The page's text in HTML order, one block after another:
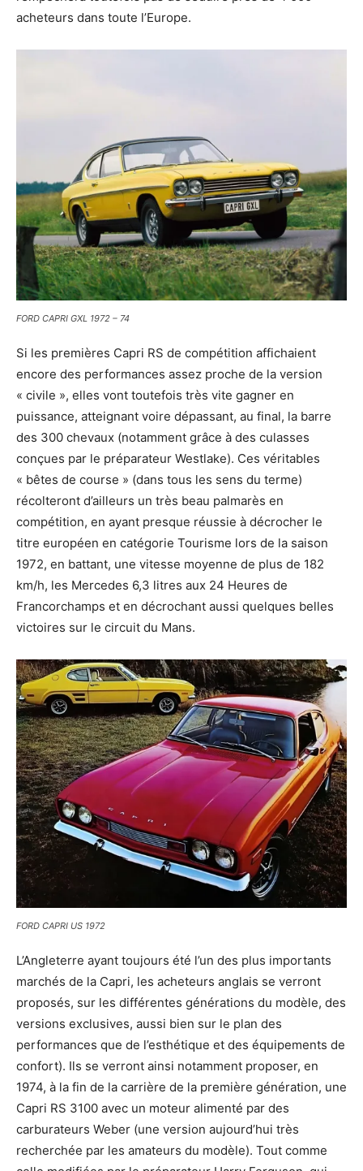
acheteurs dans toute l’Europe.
FORD CAPRI GXL 1972 – 74
Si les premières Capri RS de compétition affichaient
encore des performances assez proche de la version
« civile », elles vont toutefois très vite gagner en
puissance, atteignant voire dépassant, au final, la barre
des 300 chevaux (notamment grâce à des culasses
conçues par le préparateur Westlake). Ces véritables
« bêtes de course » (dans tous les sens du terme)
récolteront d’ailleurs un très beau palmarès en
compétition, en ayant presque réussie à décrocher le
titre européen en catégorie Tourisme lors de la saison
1972, en battant, une vitesse moyenne de plus de 182
km/h, les Mercedes 6,3 litres aux 24 Heures de
Francorchamps et en décrochant aussi quelques belles
victoires sur le circuit du Mans.
FORD CAPRI US 1972
L’Angleterre ayant toujours été l’un des plus importants
marchés de la Capri, les acheteurs anglais se verront
proposés, sur les différentes générations du modèle, des
versions exclusives, aussi bien sur le plan des
performances que de l’esthétique et des équipements de
confort). Ils se verront ainsi notamment proposer, en
1974, à la fin de la carrière de la première génération, une
Capri RS 3100 avec un moteur alimenté par des
carburateurs Weber (une version aujourd’hui très
recherchée par les amateurs du modèle). Tout comme